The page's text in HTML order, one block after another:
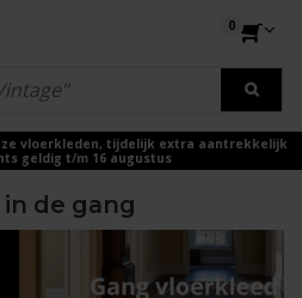
0
vloerkleden, tijdelijk extra aantrekkelijk
geldig t/m 16 augustus
de gang